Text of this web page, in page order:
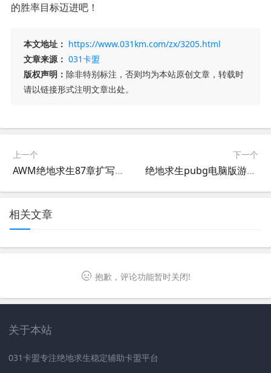
的胜率目标迈进吧！
本文地址： https://www.031km.com/zx/3205.html
文章来源： 031卡盟
版权声明： 除非特别标注，否则均为本站原创文章，转载时
请以链接形式注明文章出处。
上一个
AWM绝地求生87章扩写：全面解析战术与技巧-绝地求生Awm87章节详细解读与实战策略
下一个
绝地求生pubg电脑版游戏攻略-如何在绝地求生pubg电脑版中提升胜率
相关文章
抱歉，评论功能暂时关闭!
关于本站
031卡盟专注绝地求生稳定辅助卡盟平台